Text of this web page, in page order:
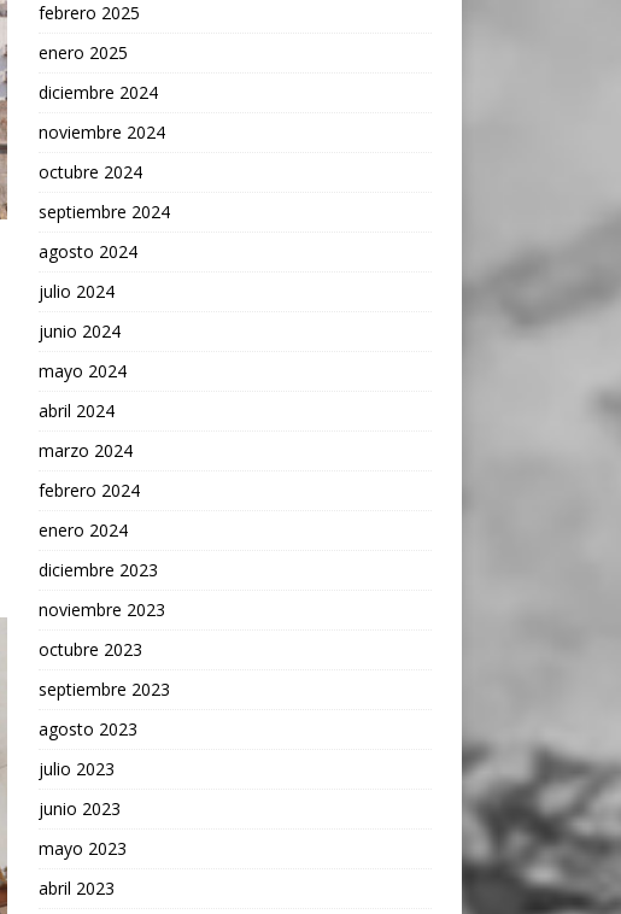
febrero 2025
enero 2025
diciembre 2024
noviembre 2024
octubre 2024
septiembre 2024
agosto 2024
julio 2024
junio 2024
mayo 2024
abril 2024
marzo 2024
febrero 2024
enero 2024
diciembre 2023
noviembre 2023
octubre 2023
septiembre 2023
agosto 2023
julio 2023
junio 2023
mayo 2023
abril 2023